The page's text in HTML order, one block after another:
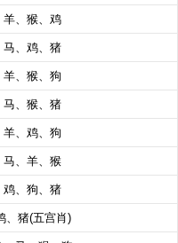
羊、猴、鸡
马、鸡、猪
、猴、狗
马、猴、猪
羊、鸡、狗
马、羊、猴
鸡、狗、猪
、猪(五宫肖)